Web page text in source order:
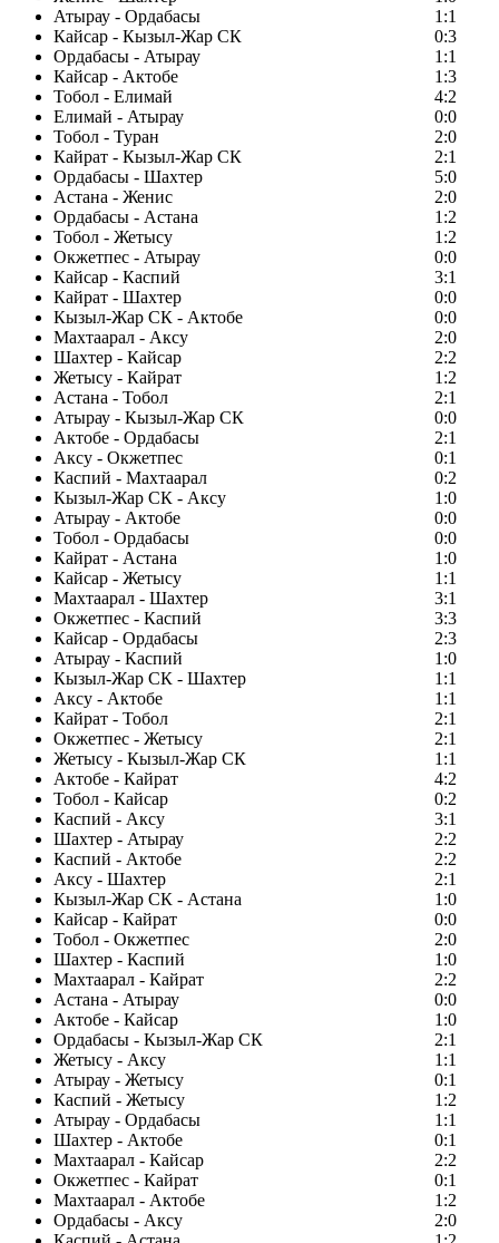
Атырау - Ордабасы
1:1
Кайсар - Кызыл-Жар СК
0:3
Ордабасы - Атырау
1:1
Кайсар - Актобе
1:3
Тобол - Елимай
4:2
Елимай - Атырау
0:0
Тобол - Туран
2:0
Кайрат - Кызыл-Жар СК
2:1
Ордабасы - Шахтер
5:0
Астана - Женис
2:0
Ордабасы - Астана
1:2
Тобол - Жетысу
1:2
Окжетпес - Атырау
0:0
Кайсар - Каспий
3:1
Кайрат - Шахтер
0:0
Кызыл-Жар СК - Актобе
0:0
Махтаарал - Аксу
2:0
Шахтер - Кайсар
2:2
Жетысу - Кайрат
1:2
Астана - Тобол
2:1
Атырау - Кызыл-Жар СК
0:0
Актобе - Ордабасы
2:1
Аксу - Окжетпес
0:1
Каспий - Махтаарал
0:2
Кызыл-Жар СК - Аксу
1:0
Атырау - Актобе
0:0
Тобол - Ордабасы
0:0
Кайрат - Астана
1:0
Кайсар - Жетысу
1:1
Махтаарал - Шахтер
3:1
Окжетпес - Каспий
3:3
Кайсар - Ордабасы
2:3
Атырау - Каспий
1:0
Кызыл-Жар СК - Шахтер
1:1
Аксу - Актобе
1:1
Кайрат - Тобол
2:1
Окжетпес - Жетысу
2:1
Жетысу - Кызыл-Жар СК
1:1
Актобе - Кайрат
4:2
Тобол - Кайсар
0:2
Каспий - Аксу
3:1
Шахтер - Атырау
2:2
Каспий - Актобе
2:2
Аксу - Шахтер
2:1
Кызыл-Жар СК - Астана
1:0
Кайсар - Кайрат
0:0
Тобол - Окжетпес
2:0
Шахтер - Каспий
1:0
Махтаарал - Кайрат
2:2
Астана - Атырау
0:0
Актобе - Кайсар
1:0
Ордабасы - Кызыл-Жар СК
2:1
Жетысу - Аксу
1:1
Атырау - Жетысу
0:1
Каспий - Жетысу
1:2
Атырау - Ордабасы
1:1
Шахтер - Актобе
0:1
Махтаарал - Кайсар
2:2
Окжетпес - Кайрат
0:1
Махтаарал - Актобе
1:2
Ордабасы - Аксу
2:0